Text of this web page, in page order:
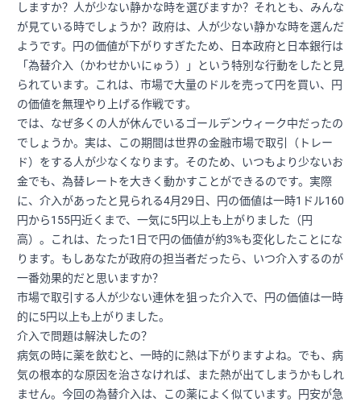
しますか？人が少ない静かな時を選びますか？それとも、みんな
が見ている時でしょうか？政府は、人が少ない静かな時を選んだ
ようです。円の価値が下がりすぎたため、日本政府と日本銀行は
「為替介入（かわせかいにゅう）」という特別な行動をしたと見
られています。これは、市場で大量のドルを売って円を買い、円
の価値を無理やり上げる作戦です。
では、なぜ多くの人が休んでいるゴールデンウィーク中だったの
でしょうか。実は、この期間は世界の金融市場で取引（トレー
ド）をする人が少なくなります。そのため、いつもより少ないお
金でも、為替レートを大きく動かすことができるのです。実際
に、介入があったと見られる4月29日、円の価値は一時1ドル160
円から155円近くまで、一気に5円以上も上がりました（円
高）。これは、たった1日で円の価値が約3%も変化したことにな
ります。もしあなたが政府の担当者だったら、いつ介入するのが
一番効果的だと思いますか？
市場で取引する人が少ない連休を狙った介入で、円の価値は一時
的に5円以上も上がりました。
介入で問題は解決したの？
病気の時に薬を飲むと、一時的に熱は下がりますよね。でも、病
気の根本的な原因を治さなければ、また熱が出てしまうかもしれ
ません。今回の為替介入は、この薬によく似ています。円安が急